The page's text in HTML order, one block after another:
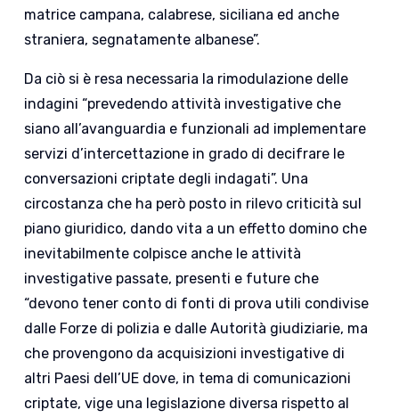
matrice campana, calabrese, siciliana ed anche
straniera, segnatamente albanese”.
Da ciò si è resa necessaria la rimodulazione delle
indagini “prevedendo attività investigative che
siano all’avanguardia e funzionali ad implementare
servizi d’intercettazione in grado di decifrare le
conversazioni criptate degli indagati”. Una
circostanza che ha però posto in rilevo criticità sul
piano giuridico, dando vita a un effetto domino che
inevitabilmente colpisce anche le attività
investigative passate, presenti e future che
“devono tener conto di fonti di prova utili condivise
dalle Forze di polizia e dalle Autorità giudiziarie, ma
che provengono da acquisizioni investigative di
altri Paesi dell’UE dove, in tema di comunicazioni
criptate, vige una legislazione diversa rispetto al